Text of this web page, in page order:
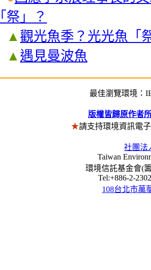
「祭」？
▲ 觀光魚季？光光魚「
▲ 遇見曼波魚
最佳瀏覽環境：
版權皆歸原作者
★請支持環境資訊電
社團法
Taiwan
環境信託基金會(籌
Tel:+886-2-
108台北市萬